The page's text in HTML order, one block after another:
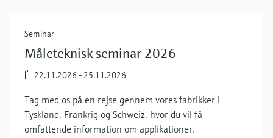
Seminar
Måleteknisk seminar 2026
22.11.2026 - 25.11.2026
Tag med os på en rejse gennem vores fabrikker i
Tyskland, Frankrig og Schweiz, hvor du vil få
omfattende information om applikationer,